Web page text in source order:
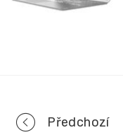
Portfolio
Předchozí